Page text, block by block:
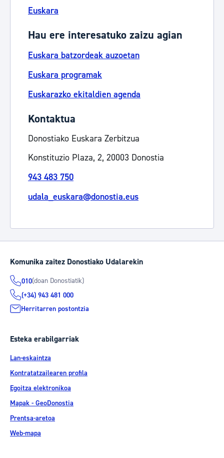
Euskara
Hau ere interesatuko zaizu agian
Euskara batzordeak auzoetan
Euskara programak
Euskarazko ekitaldien agenda
Kontaktua
Donostiako Euskara Zerbitzua
Konstituzio Plaza, 2, 20003 Donostia
943 483 750
udala_euskara@donostia.eus
Komunika zaitez Donostiako Udalarekin
010(doan Donostiatik)
(+34) 943 481 000
Herritarren postontzia
Esteka erabilgarriak
Lan-eskaintza
Kontratatzailearen profila
Egoitza elektronikoa
Mapak - GeoDonostia
Prentsa-aretoa
Web-mapa